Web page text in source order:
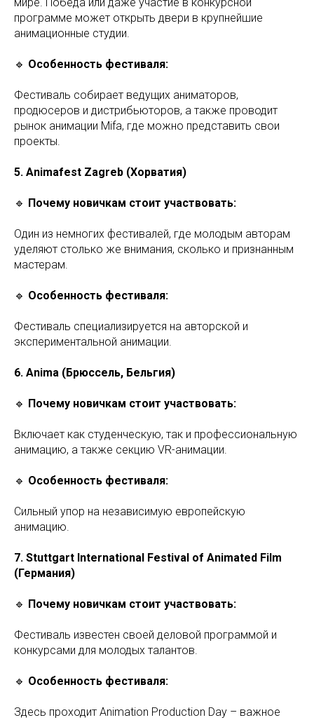
программе может открыть двери в крупнейшие
анимационные студии.
🔹 Особенность фестиваля:
Фестиваль собирает ведущих аниматоров,
продюсеров и дистрибьюторов, а также проводит
рынок анимации Mifa, где можно представить свои
проекты.
5. Animafest Zagreb (Хорватия)
🔹 Почему новичкам стоит участвовать:
Один из немногих фестивалей, где молодым авторам
уделяют столько же внимания, сколько и признанным
мастерам.
🔹 Особенность фестиваля:
Фестиваль специализируется на авторской и
экспериментальной анимации.
6. Anima (Брюссель, Бельгия)
🔹 Почему новичкам стоит участвовать:
Включает как студенческую, так и профессиональную
анимацию, а также секцию VR-анимации.
🔹 Особенность фестиваля:
Сильный упор на независимую европейскую
анимацию.
7. Stuttgart International Festival of Animated Film
(Германия)
🔹 Почему новичкам стоит участвовать:
Фестиваль известен своей деловой программой и
конкурсами для молодых талантов.
🔹 Особенность фестиваля:
Здесь проходит Animation Production Day – важное